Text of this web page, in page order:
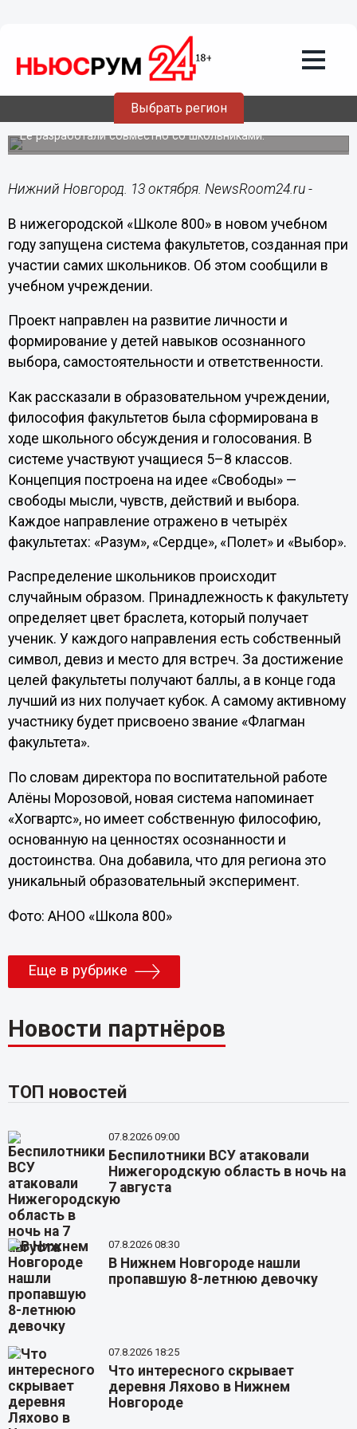
Выбрать регион
13.10.202516:05
Систему факультетов введут для
учеников нижегородской «Школы 800»
Её разработали совместно со школьниками.
Нижний Новгород. 13 октября. NewsRoom24.ru -
В нижегородской «Школе 800» в новом учебном
году запущена система факультетов, созданная при
участии самих школьников. Об этом сообщили в
учебном учреждении.
Проект направлен на развитие личности и
формирование у детей навыков осознанного
выбора, самостоятельности и ответственности.
Как рассказали в образовательном учреждении,
философия факультетов была сформирована в
ходе школьного обсуждения и голосования. В
системе участвуют учащиеся 5–8 классов.
Концепция построена на идее «Свободы» —
свободы мысли, чувств, действий и выбора.
Каждое направление отражено в четырёх
факультетах: «Разум», «Сердце», «Полет» и «Выбор».
Распределение школьников происходит
случайным образом. Принадлежность к факультету
определяет цвет браслета, который получает
ученик. У каждого направления есть собственный
символ, девиз и место для встреч. За достижение
целей факультеты получают баллы, а в конце года
лучший из них получает кубок. А самому активному
участнику будет присвоено звание «Флагман
факультета».
По словам директора по воспитательной работе
Алёны Морозовой, новая система напоминает
«Хогвартс», но имеет собственную философию,
основанную на ценностях осознанности и
достоинства. Она добавила, что для региона это
уникальный образовательный эксперимент.
Фото: АНОО «Школа 800»
Еще в рубрике
Новости партнёров
ТОП новостей
07.8.2026 09:00
Беспилотники ВСУ атаковали
Нижегородскую область в ночь на
7 августа
07.8.2026 08:30
В Нижнем Новгороде нашли
пропавшую 8-летнюю девочку
07.8.2026 18:25
Что интересного скрывает
деревня Ляхово в Нижнем
Новгороде